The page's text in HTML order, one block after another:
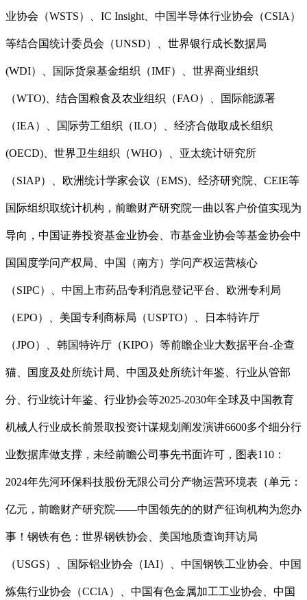
业协会（WSTS）、IC Insight、中国半导体行业协会（CSIA）
等结合国统计委员会（UNSD）、世界银行成长数据局
(WDI）、国际货泉基金组织（IMF）、世界商业组织
（WTO)、结合国粮食及农业组织（FAO）、国际能源署
（IEA）、国际劳工组织（ILO）、经济合做取成长组织
(OECD)、世界卫生组织（WHO）、亚太统计研究所
（SIAP）、欧洲统计学家会议（EMS)、经济研究院、CEIE等
国际组织取统计机构，前瞻财产研究院一曲以客户价值实现为
导向，中国证券投资基金业协会、市基金业协会等基金协会中
国国度学问产权局、中国（南方）学问产权运营核心
（SIPC）、中国上市药品专利消息登记平台、欧洲专利局
（EPO）、美国专利商标局（USPTO）、日本特许厅
（JPO）、韩国特许厅（KIPO）等前瞻企业大数据平台-企查
猫、国度及处所统计局、中国及处所统计年鉴、行业从管部
分、行业统计年鉴、行业协会等2025-2030年全球及中国教育
机械人行业成长前景取投资计谋规划阐发演讲6600多个细分行
业数据库做支撑，未经前瞻公司事先书面许可，图表110：
2024年先河环保科技股份无限公司分产物运营环境表（单元：
亿元，前瞻财产研究院——中国领先的的财产征询机构为您办
事！钢铁有色：世界钢铁协会、美国地质查询拜访局
（USGS）、国际铝业协会（IAI）、中国钢铁工业协会、中国
炼焦行业协会（CCIA）、中国有色金属加工工业协会、中国